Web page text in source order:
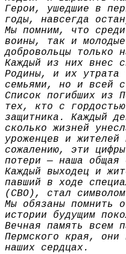
Герои, ушедшие в
годы, навсегда
Мы помним, что
воины, так и
добровольцы только
Каждый из них внес
Родины, и их утрата
семьями, но и всей
Список погибших из
тех, кто с
защитника. Каждый
сколько жизней
уроженцев и
сожалению, эти
потери — наша общая
Каждый выходец и
павший в ходе
(СВО), стал
Мы обязаны помнить
истории будущим
Вечная память всем
Пермского края, они
наших сердцах.